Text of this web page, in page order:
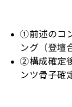
①前述のコ
ング（登壇
②構成確定
ンツ骨子確